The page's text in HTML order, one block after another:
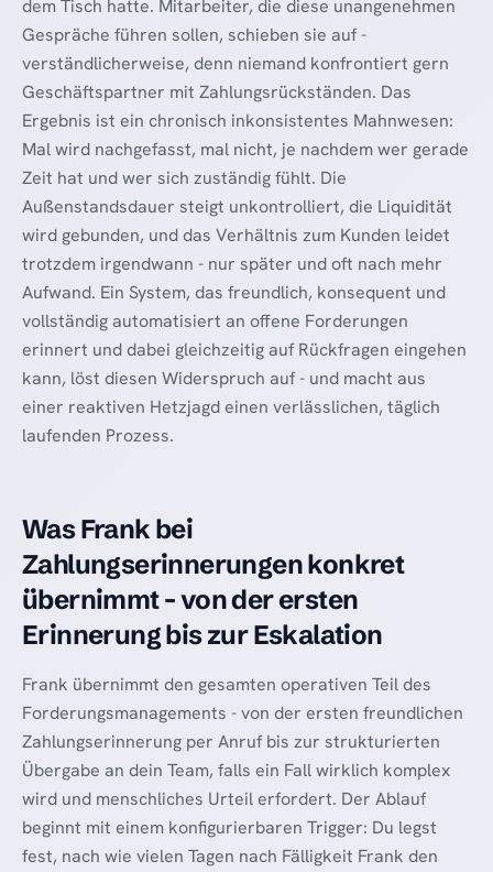
dem Tisch hatte. Mitarbeiter, die diese unangenehmen
Gespräche führen sollen, schieben sie auf -
verständlicherweise, denn niemand konfrontiert gern
Geschäftspartner mit Zahlungsrückständen. Das
Ergebnis ist ein chronisch inkonsistentes Mahnwesen:
Mal wird nachgefasst, mal nicht, je nachdem wer gerade
Zeit hat und wer sich zuständig fühlt. Die
Außenstandsdauer steigt unkontrolliert, die Liquidität
wird gebunden, und das Verhältnis zum Kunden leidet
trotzdem irgendwann - nur später und oft nach mehr
Aufwand. Ein System, das freundlich, konsequent und
vollständig automatisiert an offene Forderungen
erinnert und dabei gleichzeitig auf Rückfragen eingehen
kann, löst diesen Widerspruch auf - und macht aus
einer reaktiven Hetzjagd einen verlässlichen, täglich
laufenden Prozess.
Was Frank bei
Zahlungserinnerungen konkret
übernimmt - von der ersten
Erinnerung bis zur Eskalation
Frank übernimmt den gesamten operativen Teil des
Forderungsmanagements - von der ersten freundlichen
Zahlungserinnerung per Anruf bis zur strukturierten
Übergabe an dein Team, falls ein Fall wirklich komplex
wird und menschliches Urteil erfordert. Der Ablauf
beginnt mit einem konfigurierbaren Trigger: Du legst
fest, nach wie vielen Tagen nach Fälligkeit Frank den